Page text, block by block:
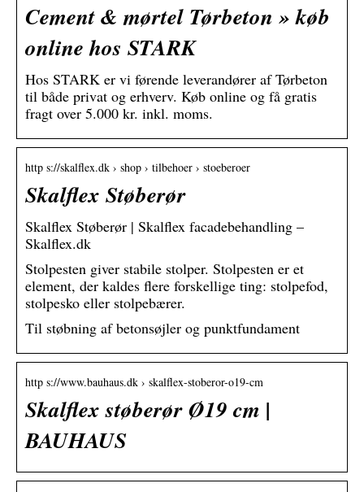
Cement & mørtel Tørbeton » køb
online hos STARK
Hos STARK er vi førende leverandører af Tørbeton
til både privat og erhverv. Køb online og få gratis
fragt over 5.000 kr. inkl. moms.
http s://skalflex.dk › shop › tilbehoer › stoeberoer
Skalflex Støberør
Skalflex Støberør | Skalflex facadebehandling –
Skalflex.dk
Stolpesten giver stabile stolper. Stolpesten er et
element, der kaldes flere forskellige ting: stolpefod,
stolpesko eller stolpebærer.
Til støbning af betonsøjler og punktfundament
http s://www.bauhaus.dk › skalflex-stoberor-o19-cm
Skalflex støberør Ø19 cm |
BAUHAUS